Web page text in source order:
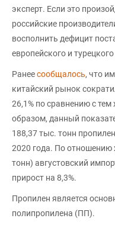
эксперт. Если это
российские
восполнить дефицит
европейского и
Ранеесообщалось, что
китайский рынок
26,1% по сравнению с
образом, данный
188,37 тыс. тонн
2020 года. По отношению
тонн) августовский
прирост на 8,3%.
Пропилен является
полипропилена (ПП).